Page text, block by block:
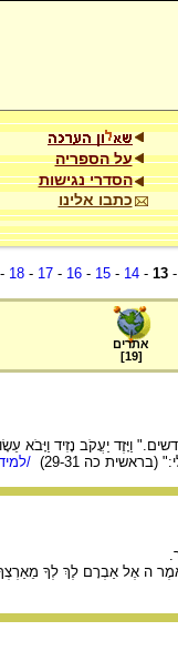
על הספריה
הסדרי נגישות
כתבו אלינו
-
13
-
14
-
15
-
16
-
17
-
18
אתרים
[
19
]
וַיָּזֶד יַעֲקֹב נָזִיד וַיָּבֹא
כה 29-31)
/
ה אֶל אַבְרָם לֶךְ לְךָ